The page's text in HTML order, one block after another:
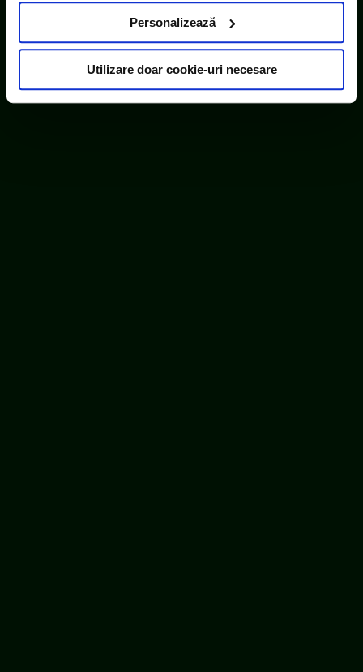
uri terțe). Găsiți în ferestrele Detalii și Despre informații
consimțământul cu privire la acestea.
Personalizează
Utilizare doar cookie-uri necesare